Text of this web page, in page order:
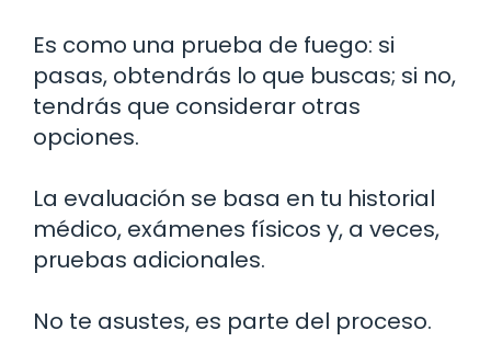
Es como una prueba de fuego: si
pasas, obtendrás lo que buscas; si no,
tendrás que considerar otras
opciones.
La evaluación se basa en tu historial
médico, exámenes físicos y, a veces,
pruebas adicionales.
No te asustes, es parte del proceso.